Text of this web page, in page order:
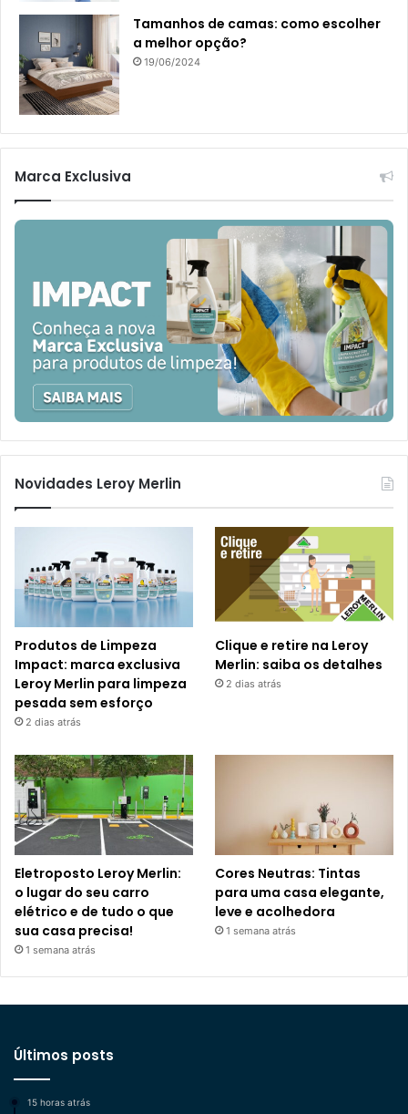
Tamanhos de camas: como escolher
a melhor opção?
19/06/2024
Marca Exclusiva
Novidades Leroy Merlin
Produtos de Limpeza
Impact: marca exclusiva
Leroy Merlin para limpeza
pesada sem esforço
2 dias atrás
Clique e retire na Leroy
Merlin: saiba os detalhes
2 dias atrás
Eletroposto Leroy Merlin:
o lugar do seu carro
elétrico e de tudo o que
sua casa precisa!
1 semana atrás
Cores Neutras: Tintas
para uma casa elegante,
leve e acolhedora
1 semana atrás
Últimos posts
15 horas atrás